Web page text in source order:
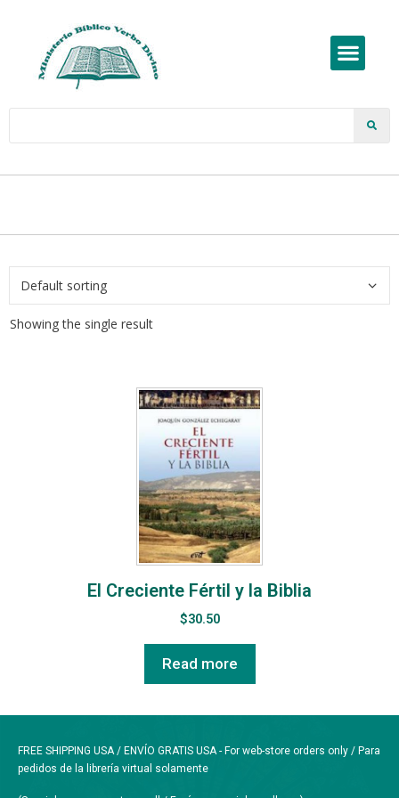
Showing the single result
El Creciente Fértil y la Biblia
$30.50
Read more
FREE SHIPPING USA / ENVÍO GRATIS USA - For web-store orders only / Para
pedidos de la librería virtual solamente